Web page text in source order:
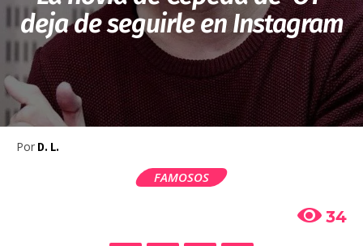
deja de seguirle en Instagram
Por D. L.
FAMOSOS
34